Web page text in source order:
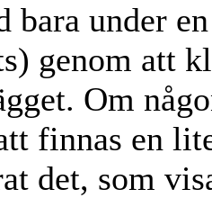
bara under
genom att
Om
finnas en
det, som